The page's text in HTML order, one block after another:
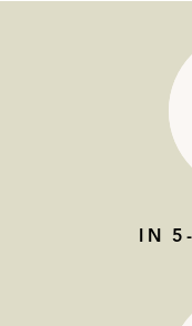
IN